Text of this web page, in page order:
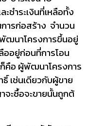
ะชำระเงินที่เหลือทั้ง
ารก่อสร้าง จำนวน
ฒนาโครงการขึ้นอยู่
ออยู่ก่อนที่การโอน
อ ผู้พัฒนาโครงการ
เช่นเดียวกับผู้ขาย
ะซื้อจะขายนั้นถูกต้